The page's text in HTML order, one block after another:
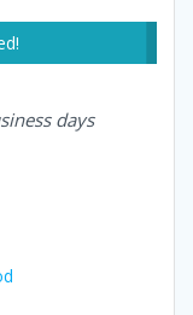
days